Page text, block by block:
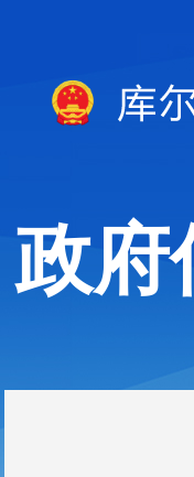
政府